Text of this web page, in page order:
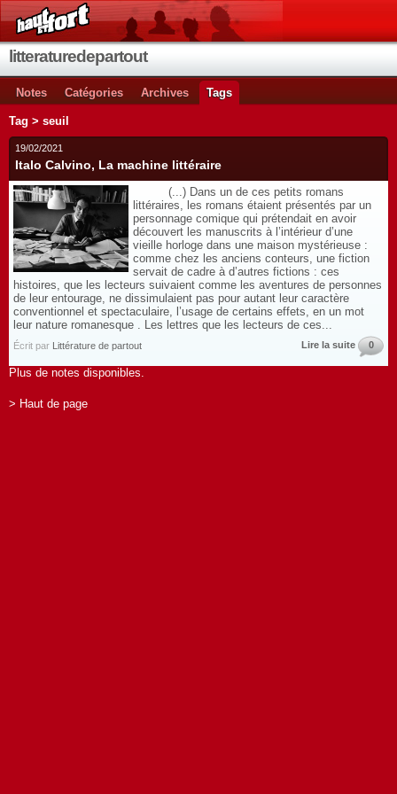
litteraturedepartout
Notes Catégories Archives Tags
Tag > seuil
19/02/2021
Italo Calvino, La machine littéraire
(...) Dans un de ces petits romans
littéraires, les romans étaient présentés par un
personnage comique qui prétendait en avoir
découvert les manuscrits à l’intérieur d’une
vieille horloge dans une maison mystérieuse :
comme chez les anciens conteurs, une fiction
servait de cadre à d’autres fictions : ces
histoires, que les lecteurs suivaient comme les aventures de personnes
de leur entourage, ne dissimulaient pas pour autant leur caractère
conventionnel et spectaculaire, l’usage de certains effets, en un mot
leur nature romanesque . Les lettres que les lecteurs de ces...
Écrit par Littérature de partout Lire la suite 0
Plus de notes disponibles.
> Haut de page